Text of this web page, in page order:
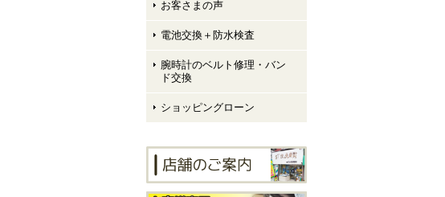
お客さまの声
電池交換＋防水検査
腕時計のベルト修理・バン
ド交換
ショッピングローン